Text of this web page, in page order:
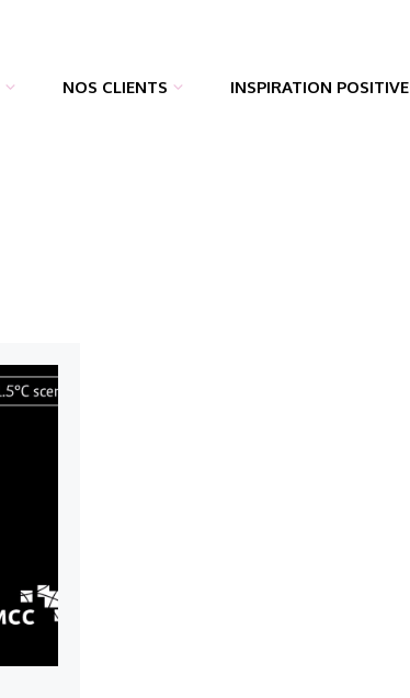
NOS CLIENTS INSPIRATION POSITIVE